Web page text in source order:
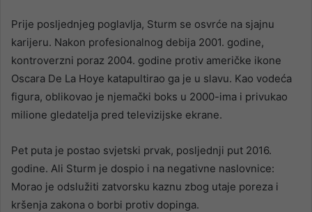
Prije posljednjeg poglavlja, Sturm se osvrće na sjajnu
karijeru. Nakon profesionalnog debija 2001. godine,
kontroverzni poraz 2004. godine protiv američke ikone
Oscara De La Hoye katapultirao ga je u slavu. Kao vodeća
figura, oblikovao je njemački boks u 2000-ima i privukao
milione gledatelja pred televizijske ekrane.
Pet puta je postao svjetski prvak, posljednji put 2016.
godine. Ali Sturm je dospio i na negativne naslovnice:
Morao je odslužiti zatvorsku kaznu zbog utaje poreza i
kršenja zakona o borbi protiv dopinga.